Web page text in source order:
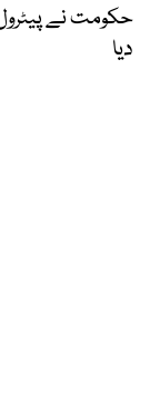
حکومت نے
دیا